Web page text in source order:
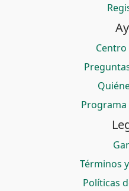
Centro
Términos
Políticas